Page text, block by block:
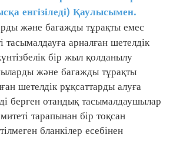
енгізіледі) Қаулысымен.
және багажды тұрақты емес
тасымалдауға арналған шетелдік
бір жыл қолданылу
және багажды тұрақты
шетелдік рұқсаттарды алуға
берген отандық тасымалдаушылар
тарапынан бір тоқсан
бланкілер есебінен